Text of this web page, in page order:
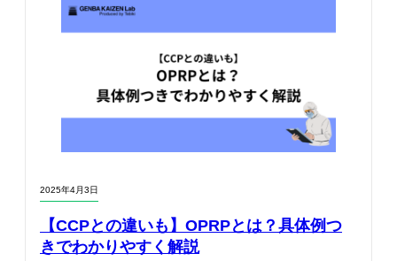
2025年4月3日
【CCPとの違いも】OPRPとは？具体例つ
きでわかりやすく解説